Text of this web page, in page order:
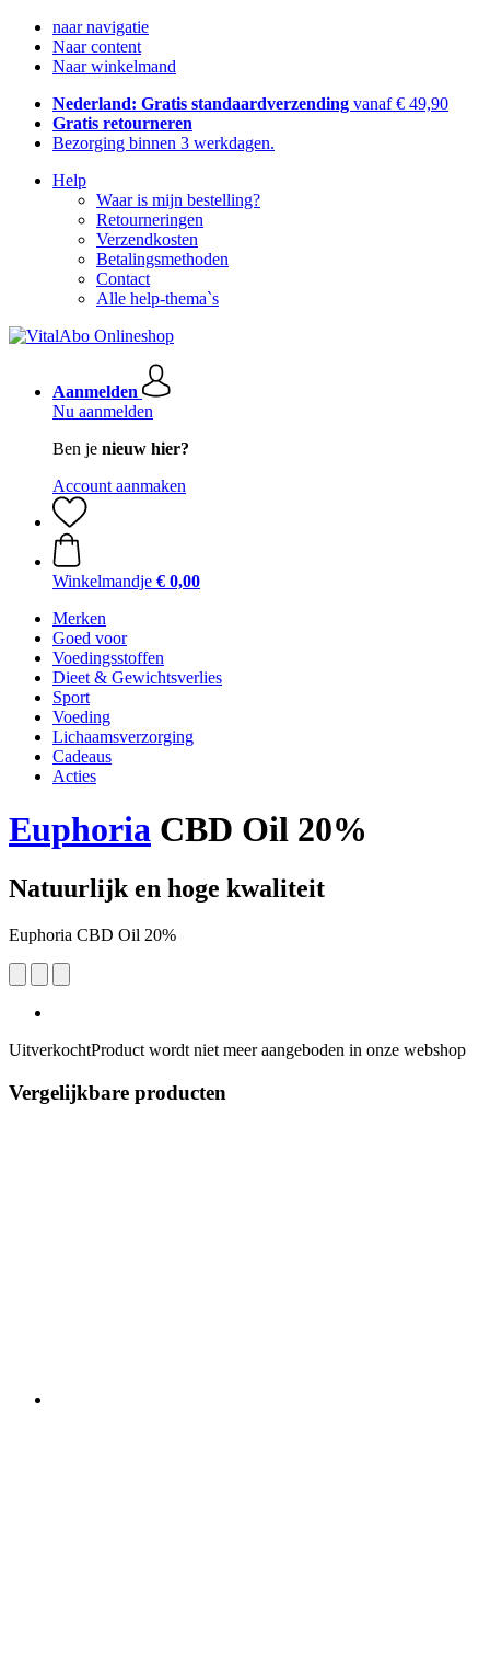
naar navigatie
Naar content
Naar winkelmand
Nederland: Gratis standaardverzending vanaf € 49,90
Gratis retourneren
Bezorging binnen 3 werkdagen.
Help
Waar is mijn bestelling?
Retourneringen
Verzendkosten
Betalingsmethoden
Contact
Alle help-thema`s
Aanmelden
Nu aanmelden
Ben je nieuw hier?
Account aanmaken
Winkelmandje € 0,00
Merken
Goed voor
Voedingsstoffen
Dieet & Gewichtsverlies
Sport
Voeding
Lichaamsverzorging
Cadeaus
Acties
Euphoria CBD Oil 20%
Natuurlijk en hoge kwaliteit
Euphoria CBD Oil 20%
UitverkochtProduct wordt niet meer aangeboden in onze webshop
Vergelijkbare producten